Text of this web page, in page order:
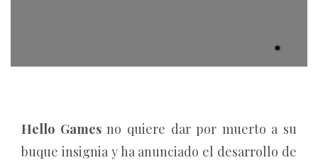
Hello Gamesno quiere dar por muerto a su
buque insignia y ha anunciado el desarrollo de